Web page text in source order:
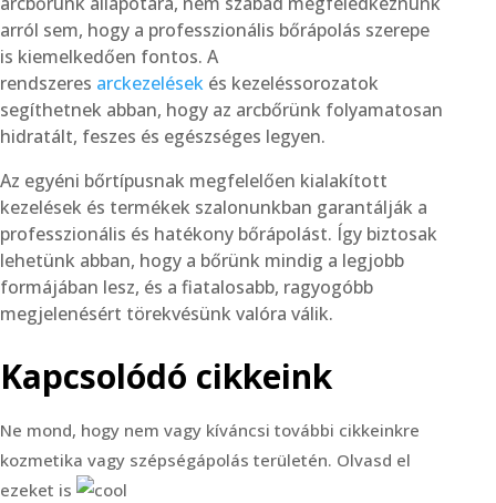
arról sem, hogy a professzionális bőrápolás szerepe
is kiemelkedően fontos. A
rendszeres arckezelések és kezeléssorozatok
segíthetnek abban, hogy az arcbőrünk folyamatosan
hidratált, feszes és egészséges legyen.
Az egyéni bőrtípusnak megfelelően kialakított
kezelések és termékek szalonunkban garantálják a
professzionális és hatékony bőrápolást. Így biztosak
lehetünk abban, hogy a bőrünk mindig a legjobb
formájában lesz, és a fiatalosabb, ragyogóbb
megjelenésért törekvésünk valóra válik.
Kapcsolódó cikkeink
Ne mond, hogy nem vagy kíváncsi további cikkeinkre
kozmetika vagy szépségápolás területén. Olvasd el
ezeket is